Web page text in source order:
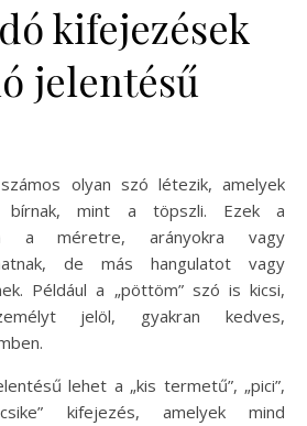
kifejezések
jelentésű
olyan szó létezik, amelyek
bírnak, mint a töpszli. Ezek a
a méretre, arányokra vagy
de más hangulatot vagy
Például a „pöttöm” szó is kicsi,
jelöl, gyakran kedves,
lehet a „kis termetű”, „pici”,
kifejezés, amelyek mind